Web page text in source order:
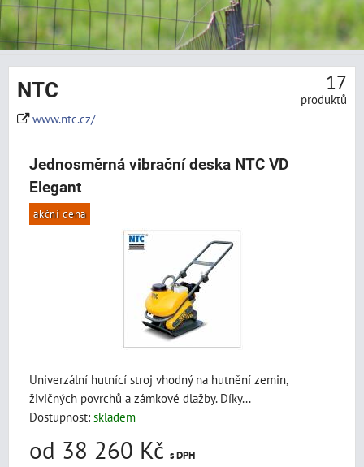
NTC
www.ntc.cz/
17
produktů
Jednosměrná vibrační deska NTC VD
Elegant
akční cena
Univerzální hutnící stroj vhodný na hutnění zemin,
živičných povrchů a zámkové dlažby. Díky...
Dostupnost: skladem
od 38 260 Kč s DPH